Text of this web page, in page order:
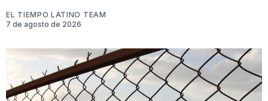
EL TIEMPO LATINO TEAM
7 de agosto de 2026